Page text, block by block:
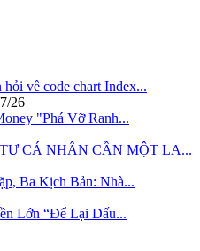
hỏi về code chart Index...
26
"Phá Vỡ Ranh...
CÁ NHÂN CẦN MỘT LA...
Ba Kịch Bản: Nhà...
Lớn “Để Lại Dấu...